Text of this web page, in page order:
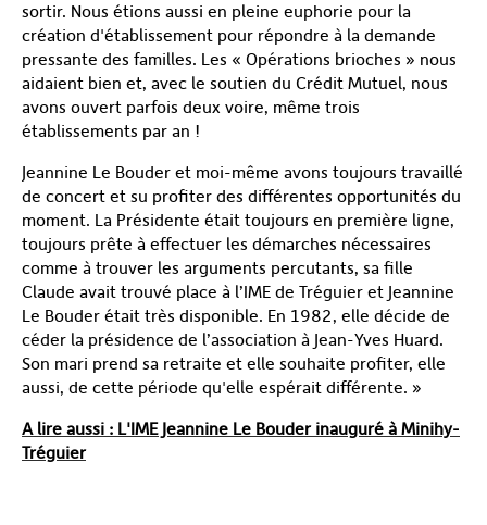
sortir. Nous étions aussi en pleine euphorie pour la
création d'établissement pour répondre à la demande
pressante des familles. Les « Opérations brioches » nous
aidaient bien et, avec le soutien du Crédit Mutuel, nous
avons ouvert parfois deux voire, même trois
établissements par an !
Jeannine Le Bouder et moi-même avons toujours travaillé
de concert et su profiter des différentes opportunités du
moment. La Présidente était toujours en première ligne,
toujours prête à effectuer les démarches nécessaires
comme à trouver les arguments percutants, sa fille
Claude avait trouvé place à l’IME de Tréguier et Jeannine
Le Bouder était très disponible. En 1982, elle décide de
céder la présidence de l’association à Jean-Yves Huard.
Son mari prend sa retraite et elle souhaite profiter, elle
aussi, de cette période qu'elle espérait différente. »
A lire aussi : L'IME Jeannine Le Bouder inauguré à Minihy-
Tréguier